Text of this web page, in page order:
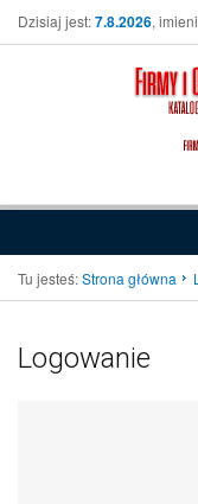
Dzisiaj jest:7.8.2026,
Tu jesteś:Strona główna
Logowanie